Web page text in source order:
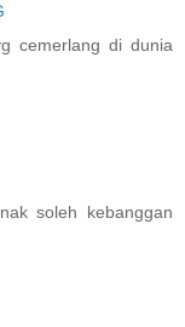
cemerlang di dunia
soleh kebanggan